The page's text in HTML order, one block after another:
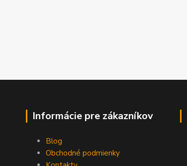
Informácie pre zákazníkov
Blog
Obchodné podmienky